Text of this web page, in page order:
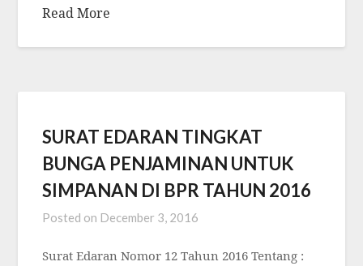
Read More
SURAT EDARAN TINGKAT
BUNGA PENJAMINAN UNTUK
SIMPANAN DI BPR TAHUN 2016
Posted on December 3, 2016
Surat Edaran Nomor 12 Tahun 2016 Tentang :